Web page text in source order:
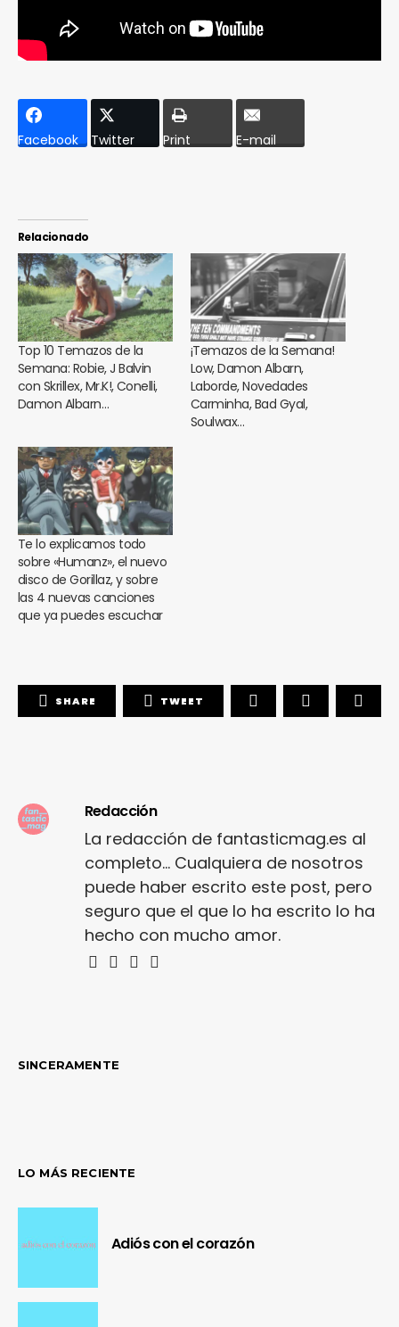
Facebook Twitter Print E-mail
Relacionado
Top 10 Temazos de la
Semana: Robie, J Balvin
con Skrillex, Mr.K!, Conelli,
Damon Albarn…
¡Temazos de la Semana!
Low, Damon Albarn,
Laborde, Novedades
Carminha, Bad Gyal,
Soulwax…
Te lo explicamos todo
sobre «Humanz», el nuevo
disco de Gorillaz, y sobre
las 4 nuevas canciones
que ya puedes escuchar
SHARE TWEET
Redacción
La redacción de fantasticmag.es al
completo... Cualquiera de nosotros
puede haber escrito este post, pero
seguro que el que lo ha escrito lo ha
hecho con mucho amor.
SINCERAMENTE
LO MÁS RECIENTE
Adiós con el corazón